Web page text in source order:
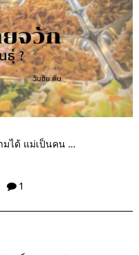
มได้ แม่เป็นคน …
1